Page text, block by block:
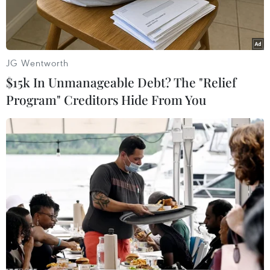
Bộ trưởng Tài chính Đức Christian Lindner (phải) phát biểu
trong phiên thảo luận về ngân sách năm 2024 trước Quốc hội ở
Berlin, ngày 5/9/2023. (Ảnh: AFP/TTXVN)
Bộ trưởng Tài chính Đức Christian Lindner bác
bỏ ý kiến cho rằng nước Đức đang một lần nữa
trở thành “người bệnh của châu Âu.” Ông nói
Đức “chỉ hơi mệt và cần một tách càphê.”
JG Wentworth
$15k In Unmanageable Debt? The "Relief
Program" Creditors Hide From You